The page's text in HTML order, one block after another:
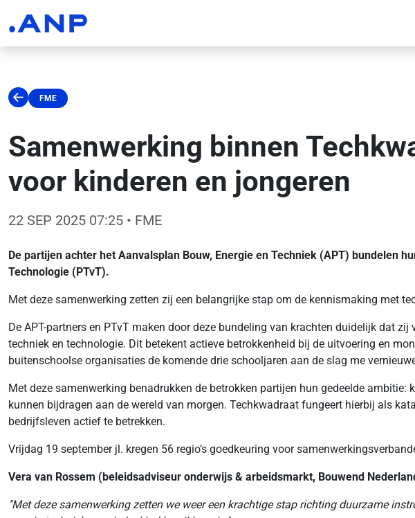
FME
Samenwerking binnen
voor kinderen en jongeren
22 SEP 2025 07:25 • FME
De partijen achter het Aanvalsplan Bouw, Energie en Techniek (APT) bundelen
Technologie (PTvT).
Met deze samenwerking zetten zij een belangrijke stap om de kennismaking met
De APT-partners en PTvT maken door deze bundeling van krachten duidelijk dat
techniek en technologie. Dit betekent actieve betrokkenheid bij de uitvoering en
buitenschoolse organisaties de komende drie schooljaren aan de slag me
Met deze samenwerking benadrukken de betrokken partijen hun gedeelde
kunnen bijdragen aan de wereld van morgen. Techkwadraat fungeert hierbij als
bedrijfsleven actief te betrekken.
Vrijdag 19 september jl. kregen 56 regio’s goedkeuring voor
Vera van Rossem (beleidsadviseur onderwijs & arbeidsmarkt, Bouwend
"Met deze samenwerking zetten we weer een krachtige stap richting duurzame